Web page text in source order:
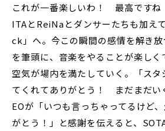
これが一番楽しいわ！ 最高ですね
ITAとReiNaとダンサーたちも加え
ck」へ。今この瞬間の感情を解き
を筆頭に、音楽をやることが楽しく
空気が場内を満たしていく。「スタ
てくれてありがとう！ まだまだい
EOが「いつも言っちゃってるけど
がとう！」と感謝を伝えると、